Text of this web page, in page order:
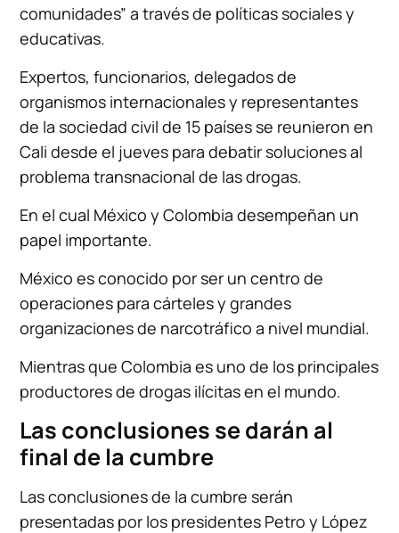
comunidades” a través de políticas sociales y
educativas.
Expertos, funcionarios, delegados de
organismos internacionales y representantes
de la sociedad civil de 15 países se reunieron en
Cali desde el jueves para debatir soluciones al
problema transnacional de las drogas.
En el cual México y Colombia desempeñan un
papel importante.
México es conocido por ser un centro de
operaciones para cárteles y grandes
organizaciones de narcotráfico a nivel mundial.
Mientras que Colombia es uno de los principales
productores de drogas ilícitas en el mundo.
Las conclusiones se darán al
final de la cumbre
Las conclusiones de la cumbre serán
presentadas por los presidentes Petro y López